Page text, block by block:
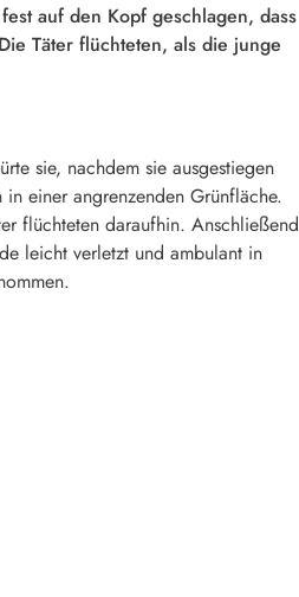
auf den Kopf geschlagen, dass
Täter flüchteten, als die junge
sie, nachdem sie ausgestiegen
einer angrenzenden Grünfläche.
flüchteten daraufhin. Anschließend
leicht verletzt und ambulant in